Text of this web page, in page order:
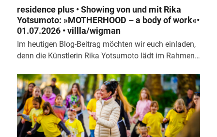
residence plus • Showing von und mit Rika
Yotsumoto: »MOTHERHOOD – a body of work«•
01.07.2026 • villla/wigman
Im heutigen Blog-Beitrag möchten wir euch einladen,
denn die Künstlerin Rika Yotsumoto lädt im Rahmen…